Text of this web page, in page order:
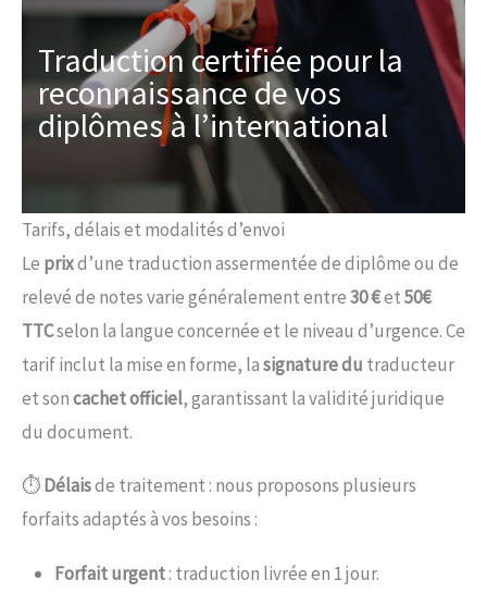
Traduction certifiée pour la
reconnaissance de vos
diplômes à l’international
Tarifs, délais et modalités d’envoi
Le prixd’une traduction assermentée de diplôme ou de
relevé de notes varie généralement entre30€et50€
TTCselon la langue concernée et le niveau d’urgence. Ce
tarif inclut la mise en forme, lasignature du traducteur
et soncachet officiel, garantissant la validité juridique
du document.
⏱️Délaisde traitement : nous proposons plusieurs
forfaits adaptés à vos besoins :
Forfait urgent: traduction livrée en 1 jour.